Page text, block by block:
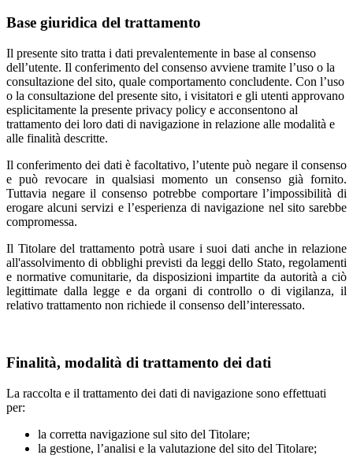
Base giuridica del trattamento
Il presente sito tratta i dati prevalentemente in base al consenso
dell’utente. Il conferimento del consenso avviene tramite l’uso o la
consultazione del sito, quale comportamento concludente. Con l’uso
o la consultazione del presente sito, i visitatori e gli utenti approvano
esplicitamente la presente privacy policy e acconsentono al
trattamento dei loro dati di navigazione in relazione alle modalità e
alle finalità descritte.
Il conferimento dei dati è facoltativo, l’utente può negare il consenso
e può revocare in qualsiasi momento un consenso già fornito.
Tuttavia negare il consenso potrebbe comportare l’impossibilità di
erogare alcuni servizi e l’esperienza di navigazione nel sito sarebbe
compromessa.
Il Titolare del trattamento potrà usare i suoi dati anche in relazione
all'assolvimento di obblighi previsti da leggi dello Stato, regolamenti
e normative comunitarie, da disposizioni impartite da autorità a ciò
legittimate dalla legge e da organi di controllo o di vigilanza, il
relativo trattamento non richiede il consenso dell’interessato.
Finalità, modalità di trattamento dei dati
La raccolta e il trattamento dei dati di navigazione sono effettuati
per:
la corretta navigazione sul sito del Titolare;
la gestione, l’analisi e la valutazione del sito del Titolare;